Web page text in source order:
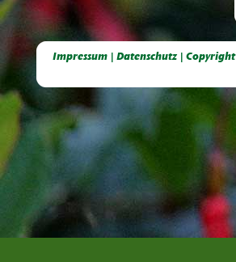
Impressum | Datenschutz | Copyright